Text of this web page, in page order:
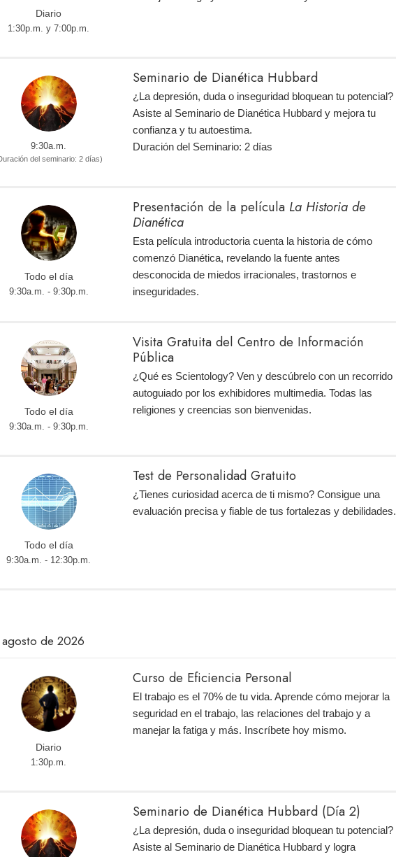
Diario
1:30p.m. y 7:00p.m.
9:30a.m.
del seminario: 2 días)
Seminario de Dianética Hubbard
¿La depresión, duda o inseguridad bloquean tu potencial?
Asiste al Seminario de Dianética Hubbard y mejora tu
confianza y tu autoestima.
Duración del Seminario: 2 días
Todo el día
9:30a.m. - 9:30p.m.
Presentación de la película La Historia de
Dianética
Esta película introductoria cuenta la historia de cómo
comenzó Dianética, revelando la fuente antes
desconocida de miedos irracionales, trastornos e
inseguridades.
Todo el día
9:30a.m. - 9:30p.m.
Visita Gratuita del Centro de Información
Pública
¿Qué es Scientology? Ven y descúbrelo con un recorrido
autoguiado por los exhibidores multimedia. Todas las
religiones y creencias son bienvenidas.
Todo el día
9:30a.m. - 12:30p.m.
Test de Personalidad Gratuito
¿Tienes curiosidad acerca de ti mismo? Consigue una
evaluación precisa y fiable de tus fortalezas y debilidades.
de 2026
Diario
1:30p.m.
Curso de Eficiencia Personal
El trabajo es el 70% de tu vida. Aprende cómo mejorar la
seguridad en el trabajo, las relaciones del trabajo y a
manejar la fatiga y más. Inscríbete hoy mismo.
Seminario de Dianética Hubbard (Día 2)
¿La depresión, duda o inseguridad bloquean tu potencial?
Asiste al Seminario de Dianética Hubbard y logra